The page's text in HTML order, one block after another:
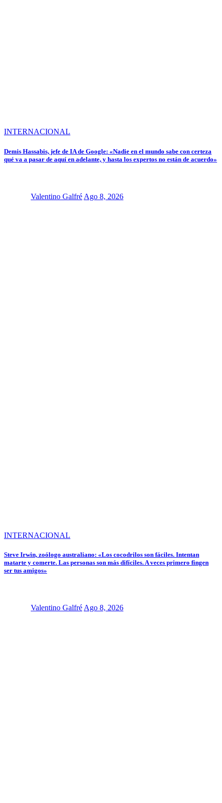
INTERNACIONAL
Demis Hassabis, jefe de IA de Google: «Nadie en el mundo sabe con certeza
qué va a pasar de aquí en adelante, y hasta los expertos no están de acuerdo»
Valentino Galfré Ago 8, 2026
INTERNACIONAL
Steve Irwin, zoólogo australiano: «Los cocodrilos son fáciles. Intentan
matarte y comerte. Las personas son más difíciles. A veces primero fingen
ser tus amigos»
Valentino Galfré Ago 8, 2026